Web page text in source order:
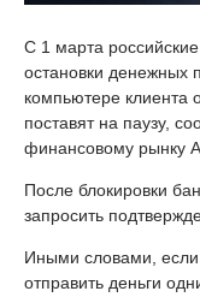
С 1 марта
остановки денежных
компьютере клиента
поставят на паузу,
финансовому рынку
После блокировки
запросить
Иными словами, если
отправить деньги